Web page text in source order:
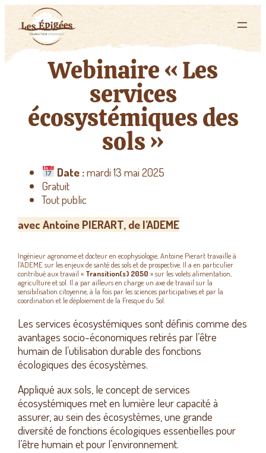
Webinaire « Les
services
écosystémiques des
sols »
Date :mardi 13 mai 2025
Gratuit
Tout public
avec Antoine PIERART, de l’ADEME
Ingénieur agronome et docteur en ecophysiologie, Antoine Pierart travaille à
l’ADEME sur les enjeux de santé des sols et de prospective. Il a en particulier
contribué aux travail « Transition(s) 2050 » sur les volets alimentation,
agriculture et sol. Il a par ailleurs en charge un axe de travail sur la
sensibilisation citoyenne, à la fois par les sciences participatives et par la
coordination et le déploiement de la Fresque du Sol.
Les services écosystémiques sont définis comme des
avantages socio-économiques retirés par l’être
humain de l’utilisation durable des fonctions
écologiques des écosystèmes.
Appliqué aux sols, le concept de services
écosystémiques met en lumière leur capacité à
assurer, au sein des écosystèmes, une grande
diversité de fonctions écologiques essentielles pour
l’être humain et pour l’environnement.